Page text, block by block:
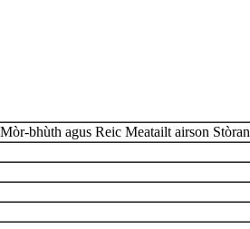
bhùth agus Reic Meatailt airson Stòran